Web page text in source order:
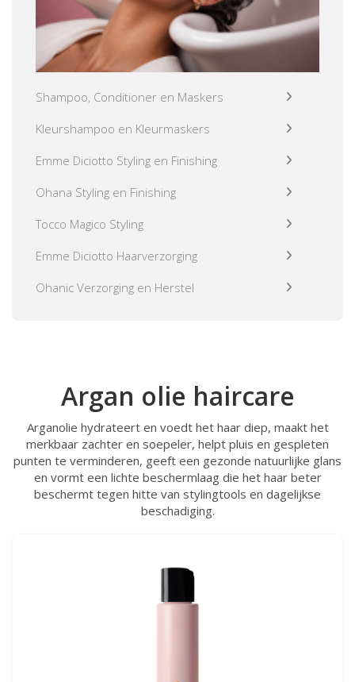
Shampoo, Conditioner en Maskers
Kleurshampoo en Kleurmaskers
Emme Diciotto Styling en Finishing
Ohana Styling en Finishing
Tocco Magico Styling
Emme Diciotto Haarverzorging
Ohanic Verzorging en Herstel
Argan olie haircare
Arganolie hydrateert en voedt het haar diep, maakt het
merkbaar zachter en soepeler, helpt pluis en gespleten
punten te verminderen, geeft een gezonde natuurlijke glans
en vormt een lichte beschermlaag die het haar beter
beschermt tegen hitte van stylingtools en dagelijkse
beschadiging.